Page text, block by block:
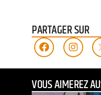
PARTAGER SUR
VOUS AIMEREZ